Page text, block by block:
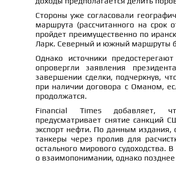
Стороны уже согласовали
маршрута (рассчитанного на срок
пройдет преимущественно по
Ларк. Северный и южный маршруты
Однако источники
опровергли заявления
завершении сделки, подчеркнув,
при наличии договора с Оманом,
продолжатся.
Financial Times добавляет,
предусматривает снятие санкций
экспорт нефти. По данным издания,
танкеры через пролив для
остального мирового
о взаимопонимании, однако